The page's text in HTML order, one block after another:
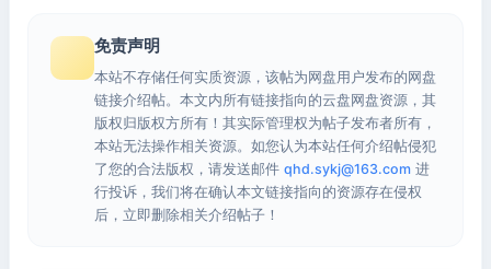
免责声明
本站不存储任何实质资源，该帖为网盘用户发布的网盘
链接介绍帖。本文内所有链接指向的云盘网盘资源，其
版权归版权方所有！其实际管理权为帖子发布者所有，
本站无法操作相关资源。如您认为本站任何介绍帖侵犯
了您的合法版权，请发送邮件 qhd.sykj@163.com 进
行投诉，我们将在确认本文链接指向的资源存在侵权
后，立即删除相关介绍帖子！